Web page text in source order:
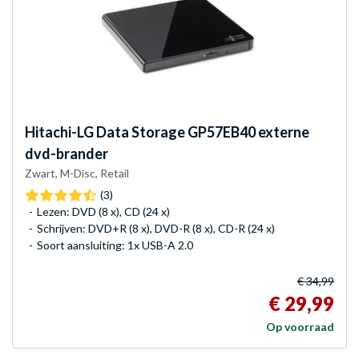
Hitachi-LG Data StorageGP57EB40 externe
dvd-brander
Zwart, M-Disc, Retail
(3)
Lezen: DVD (8 x), CD (24 x)
Schrijven: DVD+R (8 x), DVD-R (8 x), CD-R (24 x)
Soort aansluiting: 1x USB-A 2.0
€ 34,99
€ 29,99
Op voorraad